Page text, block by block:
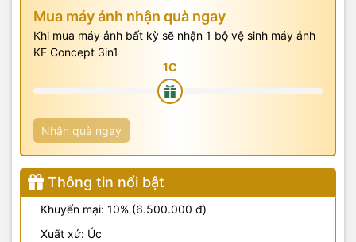
Mua máy ảnh nhận quà ngay
Khi mua máy ảnh bất kỳ sẽ nhận 1 bộ vệ sinh máy ảnh
KF Concept 3in1
Nhận quà ngay
Thông tin nổi bật
Khuyến mại: 10% (6.500.000 đ)
Xuất xứ: Úc